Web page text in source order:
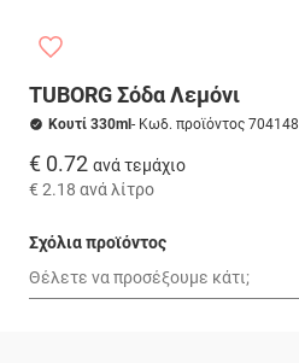
TUBORG Σόδα Λεμόνι
Κουτί 330ml - Κωδ. προϊόντος 704148
€ 0.72 ανά τεμάχιο
€ 2.18 ανά λίτρο
Σχόλια προϊόντος